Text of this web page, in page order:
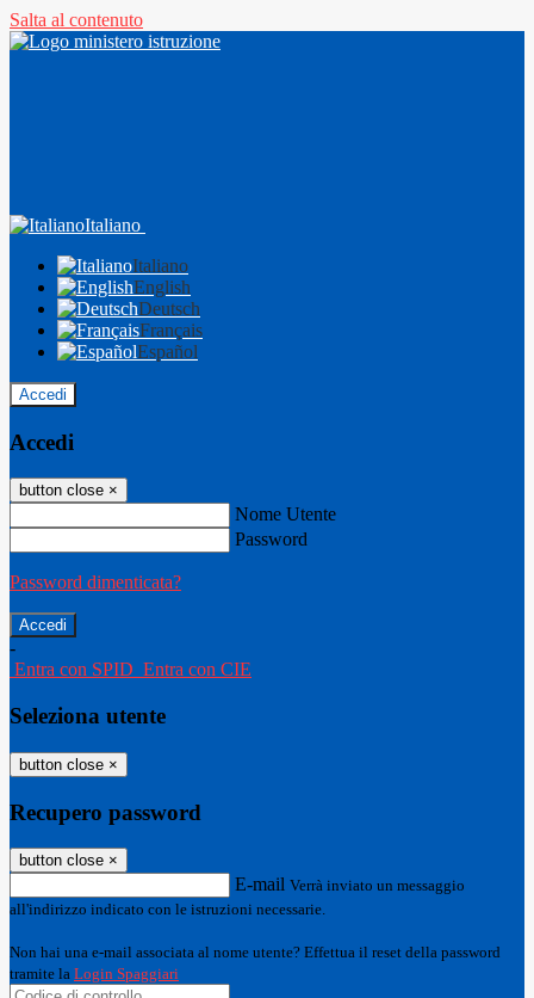
Salta al contenuto
Italiano
Italiano
English
Deutsch
Français
Español
Accedi
Accedi
button close ×
Nome Utente
Password
Password dimenticata?
-
Entra con SPID Entra con CIE
Seleziona utente
button close ×
Recupero password
button close ×
E-mail Verrà inviato un messaggio
all'indirizzo indicato con le istruzioni necessarie.
Non hai una e-mail associata al nome utente? Effettua il reset della password
tramite la Login Spaggiari